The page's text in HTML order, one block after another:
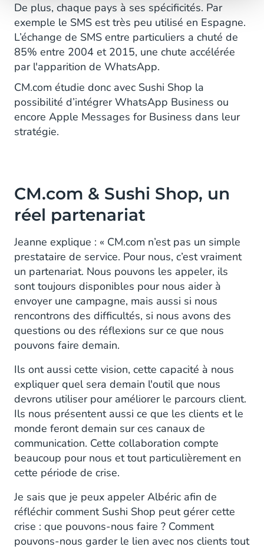
De plus, chaque pays à ses spécificités. Par
exemple le SMS est très peu utilisé en Espagne.
L’échange de SMS entre particuliers a chuté de
85% entre 2004 et 2015, une chute accélérée
par l'apparition de WhatsApp.
CM.com étudie donc avec Sushi Shop la
possibilité d’intégrer WhatsApp Business ou
encore Apple Messages for Business dans leur
stratégie.
CM.com & Sushi Shop, un
réel partenariat
Jeanne explique : « CM.com n’est pas un simple
prestataire de service. Pour nous, c’est vraiment
un partenariat. Nous pouvons les appeler, ils
sont toujours disponibles pour nous aider à
envoyer une campagne, mais aussi si nous
rencontrons des difficultés, si nous avons des
questions ou des réflexions sur ce que nous
pouvons faire demain.
Ils ont aussi cette vision, cette capacité à nous
expliquer quel sera demain l'outil que nous
devrons utiliser pour améliorer le parcours client.
Ils nous présentent aussi ce que les clients et le
monde feront demain sur ces canaux de
communication. Cette collaboration compte
beaucoup pour nous et tout particulièrement en
cette période de crise.
Je sais que je peux appeler Albéric afin de
réfléchir comment Sushi Shop peut gérer cette
crise : que pouvons-nous faire ? Comment
pouvons-nous garder le lien avec nos clients tout